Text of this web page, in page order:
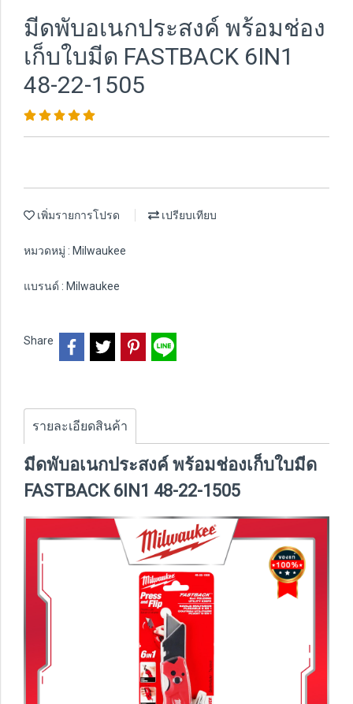
มีดพับอเนกประสงค์ พร้อมช่อง
เก็บใบมีด FASTBACK 6IN1
48-22-1505
เพิ่มรายการโปรด เปรียบเทียบ
หมวดหมู่ : Milwaukee
แบรนด์ : Milwaukee
Share
รายละเอียดสินค้า
มีดพับอเนกประสงค์ พร้อมช่องเก็บใบมีด
FASTBACK 6IN1 48-22-1505